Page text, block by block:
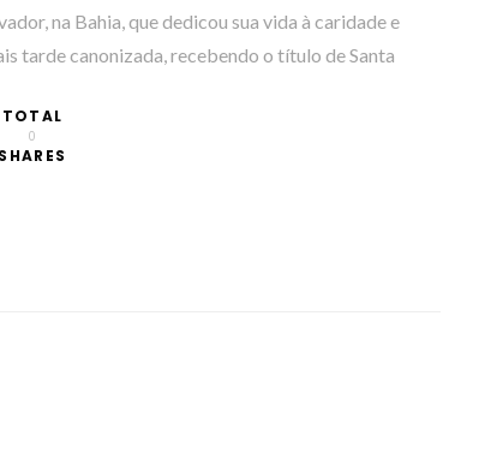
na Bahia, que dedicou sua vida à caridade e
tarde canonizada, recebendo o título de Santa
TOTAL
0
SHARES